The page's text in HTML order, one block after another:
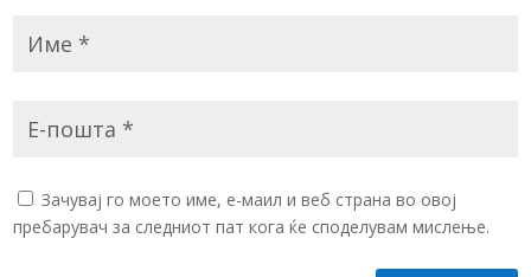
Зачувај го моето име, е-маил и веб страна во овој
пребарувач за следниот пат кога ќе споделувам мислење.